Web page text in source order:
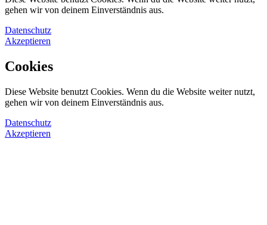
gehen wir von deinem Einverständnis aus.
Datenschutz
Akzeptieren
Cookies
Diese Website benutzt Cookies. Wenn du die Website weiter nutzt,
gehen wir von deinem Einverständnis aus.
Datenschutz
Akzeptieren